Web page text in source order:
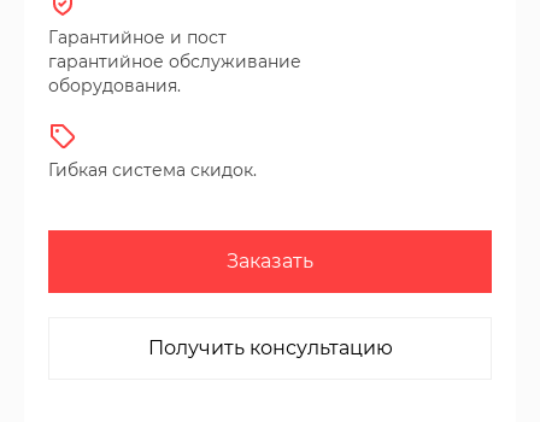
Гарантийное и пост
гарантийное обслуживание
оборудования.
Гибкая система скидок.
Заказать
Получить консультацию